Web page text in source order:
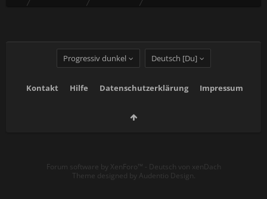
Progressiv dunkel Deutsch [Du]
Kontakt Hilfe Datenschutzerklärung Impressum
Forum software by XenForo™ - Deutsch von xenDach
Theme designed by Audentio Design.